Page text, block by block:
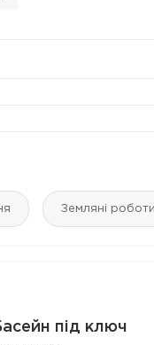
Земляні роботи
під ключ